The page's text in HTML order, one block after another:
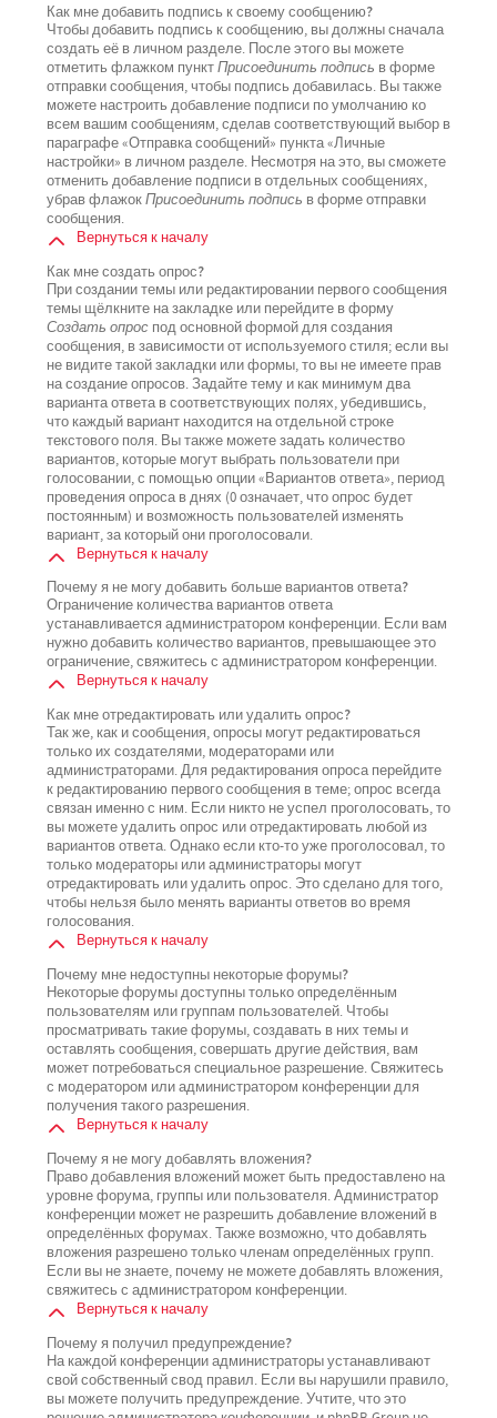
Как мне добавить подпись к своему сообщению?
Чтобы добавить подпись к сообщению, вы должны сначала
создать её в личном разделе. После этого вы можете
отметить флажком пунктПрисоединить подпись в форме
отправки сообщения, чтобы подпись добавилась. Вы также
можете настроить добавление подписи по умолчанию ко
всем вашим сообщениям, сделав соответствующий выбор в
параграфе «Отправка сообщений» пункта «Личные
настройки» в личном разделе. Несмотря на это, вы сможете
отменить добавление подписи в отдельных сообщениях,
убрав флажокПрисоединить подпись в форме отправки
сообщения.
Вернуться к началу
Как мне создать опрос?
При создании темы или редактировании первого сообщения
темы щёлкните на закладке или перейдите в форму
Создать опроспод основной формой для создания
сообщения, в зависимости от используемого стиля; если вы
не видите такой закладки или формы, то вы не имеете прав
на создание опросов. Задайте тему и как минимум два
варианта ответа в соответствующих полях, убедившись,
что каждый вариант находится на отдельной строке
текстового поля. Вы также можете задать количество
вариантов, которые могут выбрать пользователи при
голосовании, с помощью опции «Вариантов ответа», период
проведения опроса в днях (0 означает, что опрос будет
постоянным) и возможность пользователей изменять
вариант, за который они проголосовали.
Вернуться к началу
Почему я не могу добавить больше вариантов ответа?
Ограничение количества вариантов ответа
устанавливается администратором конференции. Если вам
нужно добавить количество вариантов, превышающее это
ограничение, свяжитесь с администратором конференции.
Вернуться к началу
Как мне отредактировать или удалить опрос?
Так же, как и сообщения, опросы могут редактироваться
только их создателями, модераторами или
администраторами. Для редактирования опроса перейдите
к редактированию первого сообщения в теме; опрос всегда
связан именно с ним. Если никто не успел проголосовать, то
вы можете удалить опрос или отредактировать любой из
вариантов ответа. Однако если кто-то уже проголосовал, то
только модераторы или администраторы могут
отредактировать или удалить опрос. Это сделано для того,
чтобы нельзя было менять варианты ответов во время
голосования.
Вернуться к началу
Почему мне недоступны некоторые форумы?
Некоторые форумы доступны только определённым
пользователям или группам пользователей. Чтобы
просматривать такие форумы, создавать в них темы и
оставлять сообщения, совершать другие действия, вам
может потребоваться специальное разрешение. Свяжитесь
с модератором или администратором конференции для
получения такого разрешения.
Вернуться к началу
Почему я не могу добавлять вложения?
Право добавления вложений может быть предоставлено на
уровне форума, группы или пользователя. Администратор
конференции может не разрешить добавление вложений в
определённых форумах. Также возможно, что добавлять
вложения разрешено только членам определённых групп.
Если вы не знаете, почему не можете добавлять вложения,
свяжитесь с администратором конференции.
Вернуться к началу
Почему я получил предупреждение?
На каждой конференции администраторы устанавливают
свой собственный свод правил. Если вы нарушили правило,
вы можете получить предупреждение. Учтите, что это